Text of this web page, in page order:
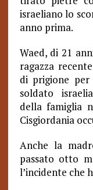
israeliano lo
anno prima.
Waed, di 21
ragazza
di prigione
soldato
della famiglia
Cisgiordania
Anche la
passato otto
l’incidente che